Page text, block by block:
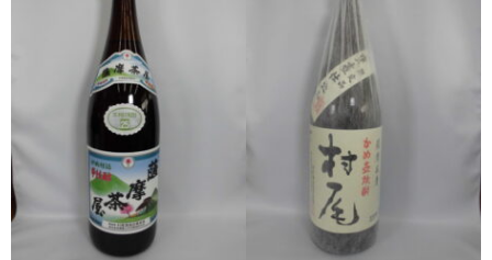
オリジナルラベル
店主おすすめ
数量限定
希少焼酎
季節限定品
セット商品